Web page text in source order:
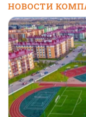
НОВОСТИ